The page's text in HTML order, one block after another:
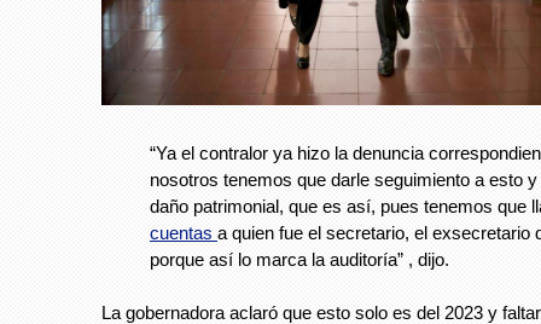
“Ya el contralor ya hizo la denuncia
nosotros tenemos que darle seguimiento a esto
daño patrimonial, que es así, pues tenemos que
cuentas a quien fue el secretario, el exsecretario
porque así lo marca la auditoría” , dijo.
La gobernadora aclaró que esto solo es del 2023 y